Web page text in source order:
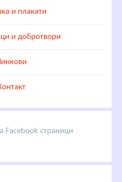
и плакати
и добротвори
Facebook страници